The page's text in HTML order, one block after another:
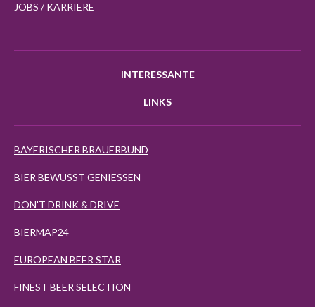
JOBS / KARRIERE
INTERESSANTE
LINKS
BAYERISCHER BRAUERBUND
BIER BEWUSST GENIESSEN
DON'T DRINK & DRIVE
BIERMAP24
EUROPEAN BEER STAR
FINEST BEER SELECTION